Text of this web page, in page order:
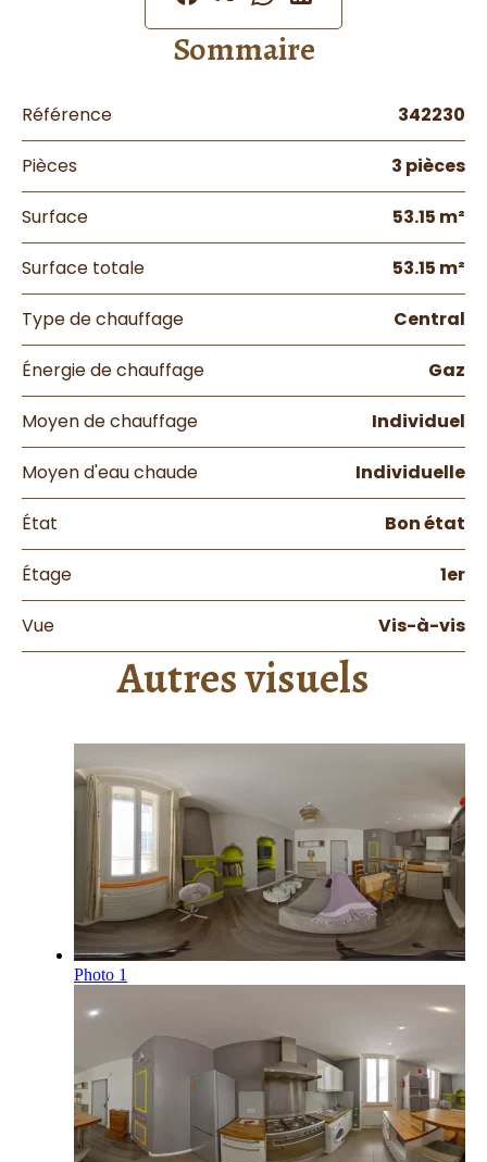
Sommaire
Référence 342230
Pièces 3 pièces
Surface 53.15 m²
Surface totale 53.15 m²
Type de chauffage Central
Énergie de chauffage Gaz
Moyen de chauffage Individuel
Moyen d'eau chaude Individuelle
État Bon état
Étage 1er
Vue Vis-à-vis
Autres visuels